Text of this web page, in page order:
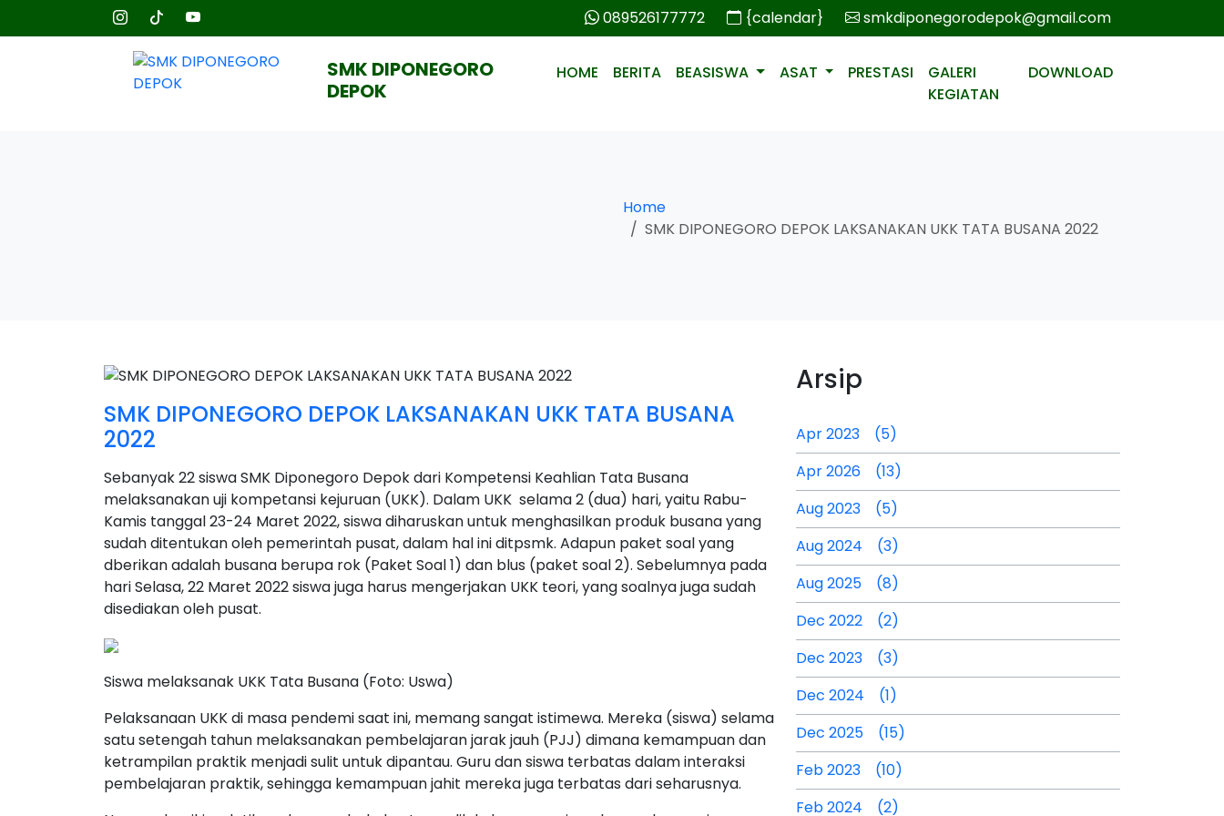
089526177772 {calendar} smkdiponegorodepok@gmail.com
SMK DIPONEGORO
DEPOK
HOME BERITA BEASISWA ASAT PRESTASI
GALERI
KEGIATAN
DOWNLOAD
Home
SMK DIPONEGORO DEPOK LAKSANAKAN UKK TATA BUSANA 2022
SMK DIPONEGORO DEPOK LAKSANAKAN UKK TATA BUSANA
2022
Sebanyak 22 siswa SMK Diponegoro Depok dari Kompetensi Keahlian Tata Busana
melaksanakan uji kompetansi kejuruan (UKK). Dalam UKK selama 2 (dua) hari, yaitu Rabu-
Kamis tanggal 23-24 Maret 2022, siswa diharuskan untuk menghasilkan produk busana yang
sudah ditentukan oleh pemerintah pusat, dalam hal ini ditpsmk. Adapun paket soal yang
dberikan adalah busana berupa rok (Paket Soal 1) dan blus (paket soal 2). Sebelumnya pada
hari Selasa, 22 Maret 2022 siswa juga harus mengerjakan UKK teori, yang soalnya juga sudah
disediakan oleh pusat.
Siswa melaksanak UKK Tata Busana (Foto: Uswa)
Pelaksanaan UKK di masa pendemi saat ini, memang sangat istimewa. Mereka (siswa) selama
satu setengah tahun melaksanakan pembelajaran jarak jauh (PJJ) dimana kemampuan dan
ketrampilan praktik menjadi sulit untuk dipantau. Guru dan siswa terbatas dalam interaksi
pembelajaran praktik, sehingga kemampuan jahit mereka juga terbatas dari seharusnya.
Arsip
Apr 2023 (5)
Apr 2026 (13)
Aug 2023 (5)
Aug 2024 (3)
Aug 2025 (8)
Dec 2022 (2)
Dec 2023 (3)
Dec 2024 (1)
Dec 2025 (15)
Feb 2023 (10)
Feb 2024 (2)